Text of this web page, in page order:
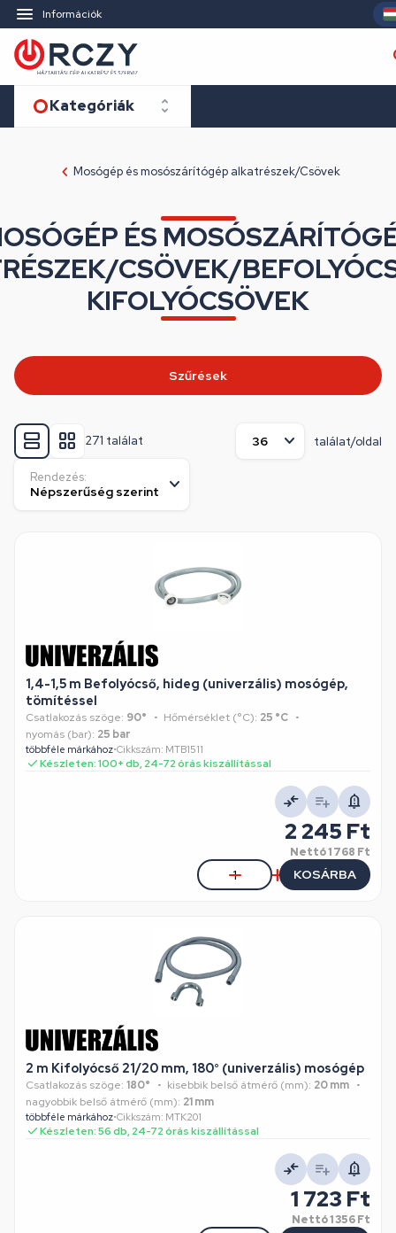
Információk
Kategóriák
Mosógép és mosószárítógép alkatrészek/Csövek
ÉS
CSÖVEK/
KIFOLYÓCSÖVEK
271 találat találat/oldal
Rendezés:
1,4-1,5 m Befolyócső, hideg (univerzális) mosógép,
tömítéssel
Csatlakozás szöge: 90° Hőmérséklet (°C): 25 °C
nyomás (bar): 25 bar
többféle márkához•Cikkszám: MTB1511
Készleten: 100+ db, 24-72 órás kiszállítással
2 245 Ft
Nettó1 768 Ft
KOSÁRBA
2 m Kifolyócső 21/20 mm, 180° (univerzális) mosógép
Csatlakozás szöge: 180° kisebbik belső átmérő (mm): 20 mm
nagyobbik belső átmérő (mm): 21 mm
többféle márkához•Cikkszám: MTK201
Készleten: 56 db, 24-72 órás kiszállítással
1 723 Ft
Nettó1 356 Ft
Szűrések